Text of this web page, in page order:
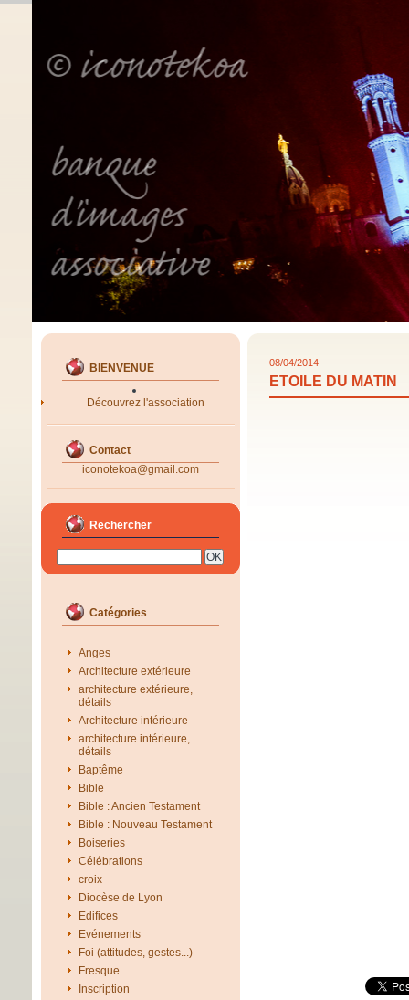
BIENVENUE
Découvrez l'association
Contact
iconotekoa@gmail.com
Rechercher
Catégories
Anges
Architecture extérieure
architecture extérieure,
détails
Architecture intérieure
architecture intérieure,
détails
Baptême
Bible
Bible : Ancien Testament
Bible : Nouveau Testament
Boiseries
Célébrations
croix
Diocèse de Lyon
Edifices
Evénements
Foi (attitudes, gestes...)
Fresque
Inscription
08/04/2014
ETOILE DU MATIN